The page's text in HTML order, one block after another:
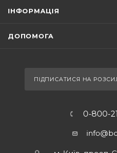
ІНФОРМАЦІЯ
ДОПОМОГА
ПІДПИСАТИСЯ НА
0-800-